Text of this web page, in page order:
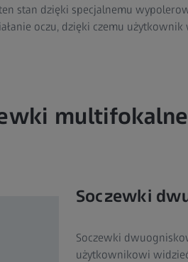
stan dzięki specjalnemu
oczu, dzięki czemu
multifokalne
Soczewki
Soczewki
użytkownikowi